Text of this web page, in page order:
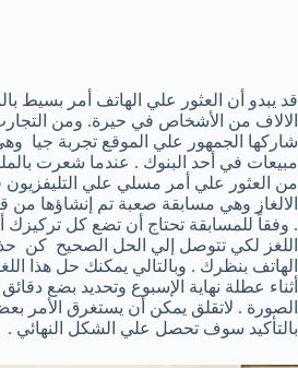
قد يبدو أن العثور علي الهاتف أمر بسيط
الالاف من الأشخاص في حيرة. ومن
شاركها الجمهور علي الموقع تجربة جيا
مبيعات في أحد البنوك . عندما شعرت
من العثور علي أمر مسلي علي
الالغاز وهي مسابقة صعبة تم إنشاؤها من
. وفقاً للمسابقة تحتاج أن تضع كل تركيزك
اللغز لكي تتوصل إلي الحل الصحيح كن
الهاتف بنظرك . وبالتالي يمكنك حل هذا
أثناء عطلة نهاية الإسبوع وتحديد بضع
الصورة . لاتقلق يمكن أن يستغرق الأمر
بالتأكيد سوف تحصل علي الشكل النهائي .